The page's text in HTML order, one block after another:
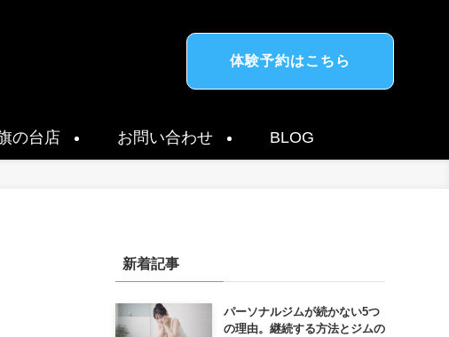
の台店 お問い合わせ BLOG
体験予約はこちら
新着記事
パーソナルジムが続かない5つ
の理由。継続する方法とジムの